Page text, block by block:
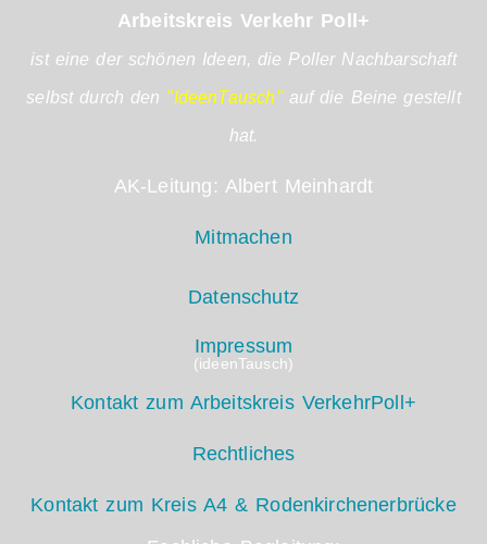
Arbeitskreis Verkehr Poll+
ist eine der schönen Ideen, die Poller Nachbarschaft
selbst durch den "IdeenTausch"auf die Beine gestellt
hat.
AK-Leitung: Albert Meinhardt
Mitmachen
Datenschutz
Impressum
(ideenTausch)
Kontakt zum Arbeitskreis VerkehrPoll+
Rechtliches
Kontakt zum Kreis A4 & Rodenkirchenerbrücke